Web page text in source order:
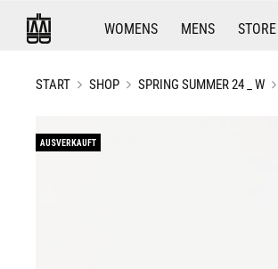
WOMENS MENS STORE
START SHOP SPRING SUMMER 24 _ W
AUSVERKAUFT